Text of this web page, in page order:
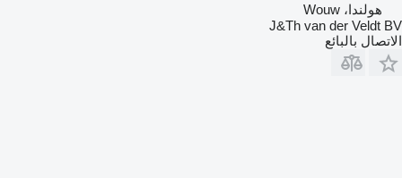
هولندا، Wouw
J&Th van der Veldt BV
الاتصال بالبائع